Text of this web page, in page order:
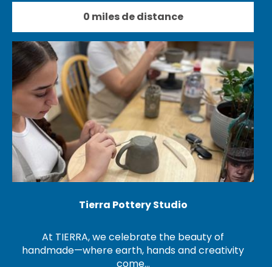
0 miles de distance
Tierra Pottery Studio
At TIERRA, we celebrate the beauty of
handmade—where earth, hands and creativity
come…